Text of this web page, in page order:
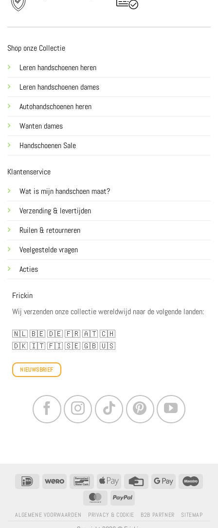
Shop onze Collectie
Leren handschoenen heren
Leren handschoenen dames
Autohandschoenen heren
Wanten dames
Handschoenen Sale
Klantenservice
Wat is mijn handschoen maat?
Verzending & levertijden
Ruilen & retourneren
Veelgestelde vragen
Acties
Frickin
Wij verzenden onze collectie wereldwijd naar de volgende landen:
🇳🇱🇧🇪🇩🇪🇫🇷🇦🇹🇨🇭
🇩🇰🇮🇹🇫🇮🇸🇪🇬🇧🇺🇸
NIEUWSBRIEF
IDeal Wero BancontactApple
CreditcardGoogle
MasterCardPayPal
ALGEMENE VOORWAARDEN PRIVACY & COOKIE B2B PARTNER SITEMAP